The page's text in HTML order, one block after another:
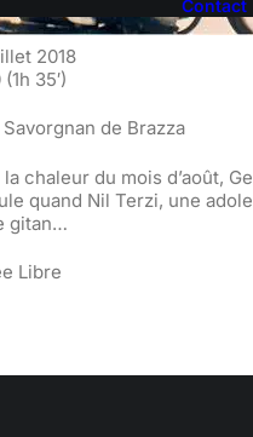
Contact
la chaleur du mois d’août,
quand Nil Terzi, une
gitan…
Libre
2018
(1h 35′)
Savorgnan de Brazza